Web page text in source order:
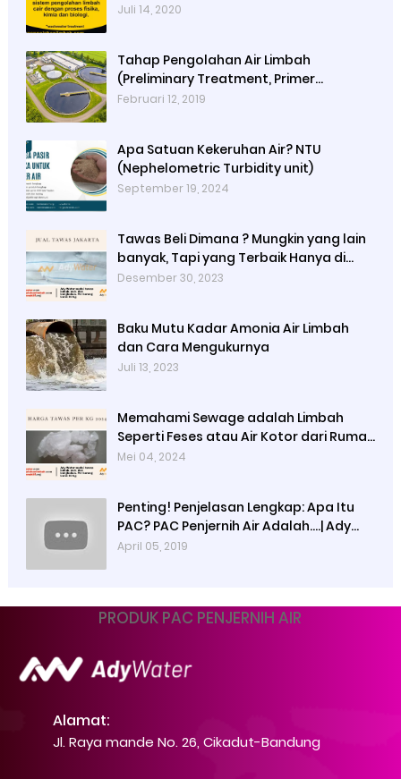
Juli 14, 2020
Tahap Pengolahan Air Limbah
(Preliminary Treatment, Primer
Treatment, Secondary Treatment,
Februari 12, 2019
Apa Satuan Kekeruhan Air? NTU
(Nephelometric Turbidity unit)
September 19, 2024
Tawas Beli Dimana ? Mungkin yang lain
banyak, Tapi yang Terbaik Hanya di
Kami
Desember 30, 2023
Baku Mutu Kadar Amonia Air Limbah
dan Cara Mengukurnya
Juli 13, 2023
Memahami Sewage adalah Limbah
Seperti Feses atau Air Kotor dari Rumah
dan Pabrik
Mei 04, 2024
Penting! Penjelasan Lengkap: Apa Itu
PAC? PAC Penjernih Air Adalah....| Ady
Water | 0821 4000 2080
April 05, 2019
PRODUK PAC PENJERNIH AIR
Alamat:
Jl. Raya mande No. 26, Cikadut-Bandung